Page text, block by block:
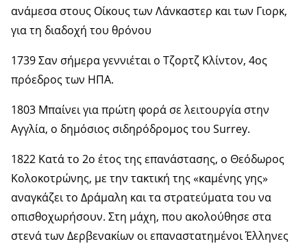
ανάμεσα στους Οίκους των Λάνκαστερ και των Γιορκ,
για τη διαδοχή του θρόνου
1739 Σαν σήμερα γεννιέται ο Τζορτζ Κλίντον, 4ος
πρόεδρος των ΗΠΑ.
1803 Μπαίνει για πρώτη φορά σε λειτουργία στην
Αγγλία, ο δημόσιος σιδηρόδρομος του Surrey.
1822 Κατά το 2ο έτος της επανάστασης, ο Θεόδωρος
Κολοκοτρώνης, με την τακτική της «καμένης γης»
αναγκάζει το Δράμαλη και τα στρατεύματα του να
οπισθοχωρήσουν. Στη μάχη, που ακολούθησε στα
στενά των Δερβενακίων οι επαναστατημένοι Έλληνες